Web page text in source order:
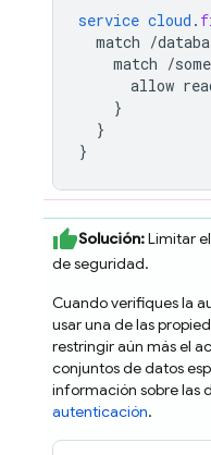
service cloud .
match /
match /
allow
}
}
}
Solución:Limitar
de seguridad.
Cuando verifiques la
usar una de las
restringir aún más el
conjuntos de datos
información sobre las
autenticación.